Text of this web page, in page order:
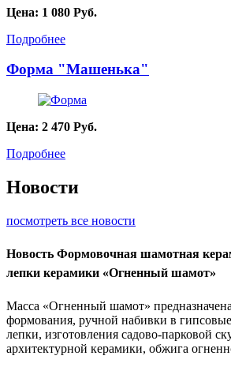
Цена: 1 080 Руб.
Подробнее
Форма "Машенька"
Цена: 2 470 Руб.
Подробнее
Новости
посмотреть все новости
Новость Формовочная шамотная
лепки керамики «Огненный шамот»
Масса «Огненный шамот»
формования, ручной набивки в
лепки, изготовления садово-парковой
архитектурной керамики, обжига